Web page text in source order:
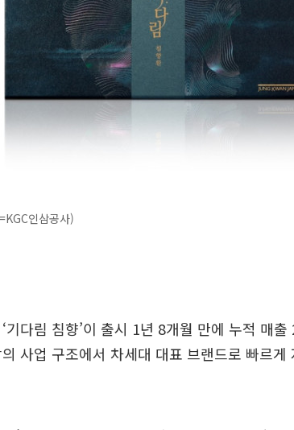
인삼공사)
기다림 침향’이 출시 1년 8개월 만에 누적 매출
사업 구조에서 차세대 대표 브랜드로 빠르게